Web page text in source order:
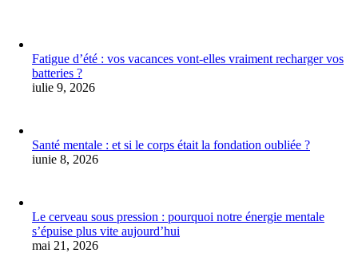
Fatigue d’été : vos vacances vont-elles vraiment recharger vos
batteries ?
iulie 9, 2026
Santé mentale : et si le corps était la fondation oubliée ?
iunie 8, 2026
Le cerveau sous pression : pourquoi notre énergie mentale
s’épuise plus vite aujourd’hui
mai 21, 2026